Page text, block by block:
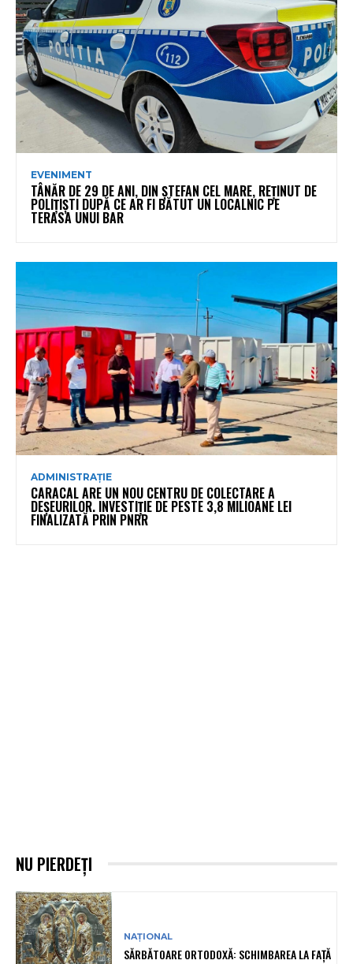
EVENIMENT
TÂNĂR DE 29 DE ANI, DIN ȘTEFAN CEL MARE, REȚINUT DE
POLIȚIȘTI DUPĂ CE AR FI BĂTUT UN LOCALNIC PE
TERASA UNUI BAR
ADMINISTRAȚIE
CARACAL ARE UN NOU CENTRU DE COLECTARE A
DEȘEURILOR. INVESTIȚIE DE PESTE 3,8 MILIOANE LEI
FINALIZATĂ PRIN PNRR
NU PIERDEȚI
NAȚIONAL
SĂRBĂTOARE ORTODOXĂ: SCHIMBAREA LA FAȚĂ